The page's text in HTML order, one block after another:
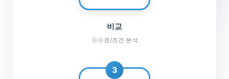
비교
수수료/조건 분석
3